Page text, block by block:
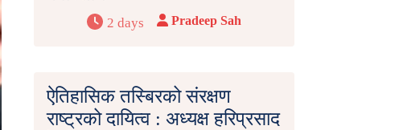
2 days Pradeep Sah
ऐतिहासिक तस्बिरको संरक्षण
राष्ट्रको दायित्व : अध्यक्ष हरिप्रसाद